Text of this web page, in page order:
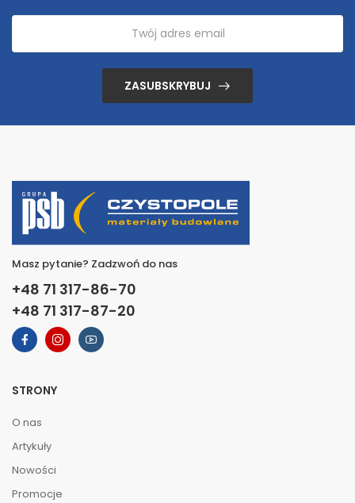
ZASUBSKRYBUJ
Masz pytanie? Zadzwoń do nas
+48 71 317-86-70
+48 71 317-87-20
STRONY
O nas
Artykuły
Nowości
Promocje